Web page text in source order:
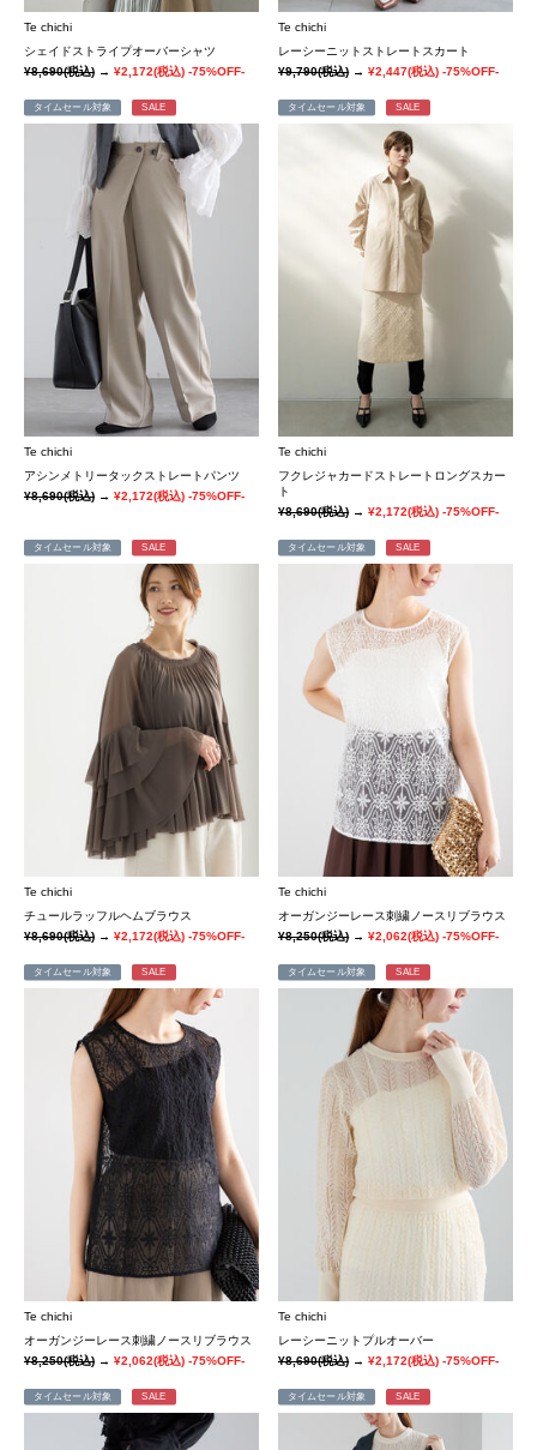
Te chichi
シェイドストライプオーバーシャツ
¥8,690(税込) → ¥2,172(税込) -75%OFF-
Te chichi
レーシーニットストレートスカート
¥9,790(税込)→¥2,447(税込) -75%OFF-
タイムセール対象 SALE
Te chichi
アシンメトリータックストレートパンツ
¥8,690(税込) → ¥2,172(税込) -75%OFF-
タイムセール対象 SALE
Te chichi
フクレジャカードストレートロングスカー
ト
¥8,690(税込)→¥2,172(税込) -75%OFF-
タイムセール対象 SALE
Te chichi
チュールラッフルヘムブラウス
¥8,690(税込) → ¥2,172(税込) -75%OFF-
タイムセール対象 SALE
Te chichi
オーガンジーレース刺繍ノースリブラウス
¥8,250(税込)→¥2,062(税込) -75%OFF-
タイムセール対象 SALE
Te chichi
オーガンジーレース刺繍ノースリブラウス
¥8,250(税込) → ¥2,062(税込) -75%OFF-
タイムセール対象 SALE
Te chichi
レーシーニットプルオーバー
¥8,690(税込)→¥2,172(税込) -75%OFF-
タイムセール対象 SALE タイムセール対象 SALE